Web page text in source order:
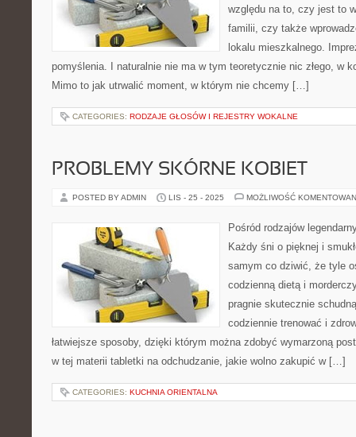
względu na to, czy jest to
familii, czy także
lokalu mieszkalnego.
pomyślenia. I naturalnie nie ma w tym teoretycznie nic złego, w
Mimo to jak utrwalić moment, w którym nie chcemy […]
CATEGORIES: RODZAJE GŁOSÓW I REJESTRY WOKALNE
PROBLEMY SKÓRNE KOBIET
POSTED BY ADMIN LIS - 25 - 2025 MOŻLIWOŚĆ
Pośród rodzajów
Każdy śni o pięknej i
samym co dziwić, że tyle
codzienną dietą i
pragnie skutecznie
codziennie trenować i
łatwiejsze sposoby, dzięki którym można zdobyć wymarzoną
w tej materii tabletki na odchudzanie, jakie wolno zakupić w […]
CATEGORIES: KUCHNIA ORIENTALNA